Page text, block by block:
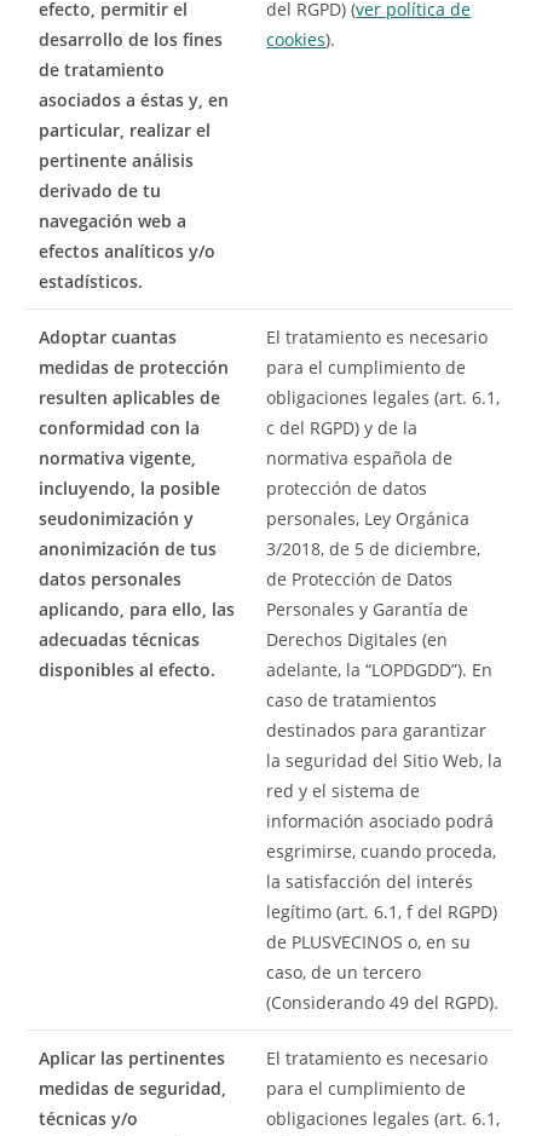
efecto, permitir el
desarrollo de los fines
de tratamiento
asociados a éstas y, en
particular, realizar el
pertinente análisis
derivado de tu
navegación web a
efectos analíticos y/o
estadísticos.
del RGPD) (ver política de
cookies).
Adoptar cuantas
medidas de protección
resulten aplicables de
conformidad con la
normativa vigente,
incluyendo, la posible
seudonimización y
anonimización de tus
datos personales
aplicando, para ello, las
adecuadas técnicas
disponibles al efecto.
El tratamiento es necesario
para el cumplimiento de
obligaciones legales (art. 6.1,
c del RGPD) y de la
normativa española de
protección de datos
personales, Ley Orgánica
3/2018, de 5 de diciembre,
de Protección de Datos
Personales y Garantía de
Derechos Digitales (en
adelante, la “LOPDGDD”). En
caso de tratamientos
destinados para garantizar
la seguridad del Sitio Web, la
red y el sistema de
información asociado podrá
esgrimirse, cuando proceda,
la satisfacción del interés
legítimo (art. 6.1, f del RGPD)
de PLUSVECINOS o, en su
caso, de un tercero
(Considerando 49 del RGPD).
Aplicar las pertinentes
medidas de seguridad,
técnicas y/o
El tratamiento es necesario
para el cumplimiento de
obligaciones legales (art. 6.1,